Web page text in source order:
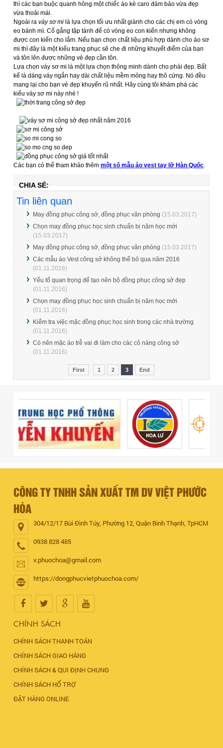
thì các bạn buộc quanh hông một chiếc áo kẻ caro đảm bảo vừa đẹp
vừa thoải mái.
Ngoài ra váy sơ milà lựa chọn tối ưu nhất giành cho các chị em có vòng
eo bánh mì. Cố gắng tập tành để có vòng eo con kiến nhưng không
được con kiến cho lắm. Nếu bạn chọn chất liệu phù hợp dành cho áo sơ
mi thì đây là một kiểu trang phục sẽ che đi những khuyết điểm của bạn
và tôn lên được những vẻ đẹp cần tôn.
Lựa chọn váy sơ mi là một lựa chọn thông minh dành cho phái đẹp. Bất
kể là dáng váy ngắn hay dài chất liệu mềm mỏng hay thô cứng. Nó đều
mang lại cho bạn vẻ đẹp khuyến rũ nhất. Hãy cùng tôi khám phá các
kiểu váy sơ mi này nhé !
Các bạn có thể tham khảo thêm một số mẫu áo vest tay lỡ Hàn Quốc.
CHIA SẺ:
Tin liên quan
May đồng phục công sở, đồng phục văn phòng (15.03.2017)
Chọn may đồng phục học sinh chuẩn bị năm học mới
(15.03.2017)
May đồng phục công sở, đồng phục văn phòng (15.03.2017)
Các mẫu áo Vest công sở không thể bỏ qua năm 2016
(01.11.2016)
Yếu tố quan trọng để tạo nên bộ đồng phục công sở đẹp
(01.11.2016)
Chọn may đồng phục học sinh chuẩn bị năm học mới
(01.11.2016)
Kiểm tra việc mặc đồng phục học sinh trong các nhà trường
(01.11.2016)
Có nên mặc áo trễ vai đi làm cho các cô nàng công sở
(01.11.2016)
First 1 2 3 End
CÔNG TY TNHH SẢN XUẤT TM DV VIỆT PHƯỚC
HÒA
304/12/17 Bùi Đình Túy, Phường 12, Quận Bình Thạnh, TpHCM
0938 828 485
v.phuochoa@gmail.com
https://dongphucvietphuochoa.com/
CHÍNH SÁCH
CHÍNH SÁCH THANH TOÁN
CHÍNH SÁCH GIAO HÀNG
CHÍNH SÁCH & QUI ĐỊNH CHUNG
CHÍNH SÁCH HỔ TRỢ
ĐẶT HÀNG ONLINE